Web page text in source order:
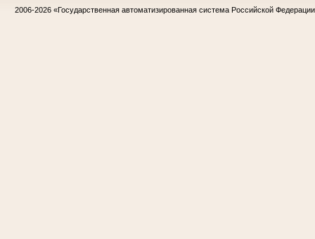
2006-2026 «Государственная автоматизированная система Российской